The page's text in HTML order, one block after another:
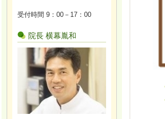
受付時間 9：00－17：00
院長 横幕胤和